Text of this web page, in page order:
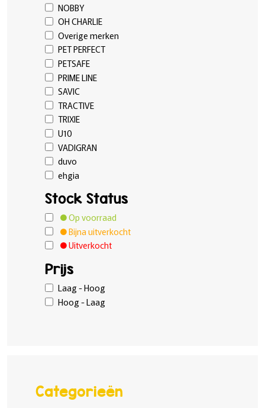
NOBBY
OH CHARLIE
Overige merken
PET PERFECT
PETSAFE
PRIME LINE
SAVIC
TRACTIVE
TRIXIE
U10
VADIGRAN
duvo
ehgia
Stock Status
Op voorraad
Bijna uitverkocht
Uitverkocht
Prijs
Laag - Hoog
Hoog - Laag
Categorieën